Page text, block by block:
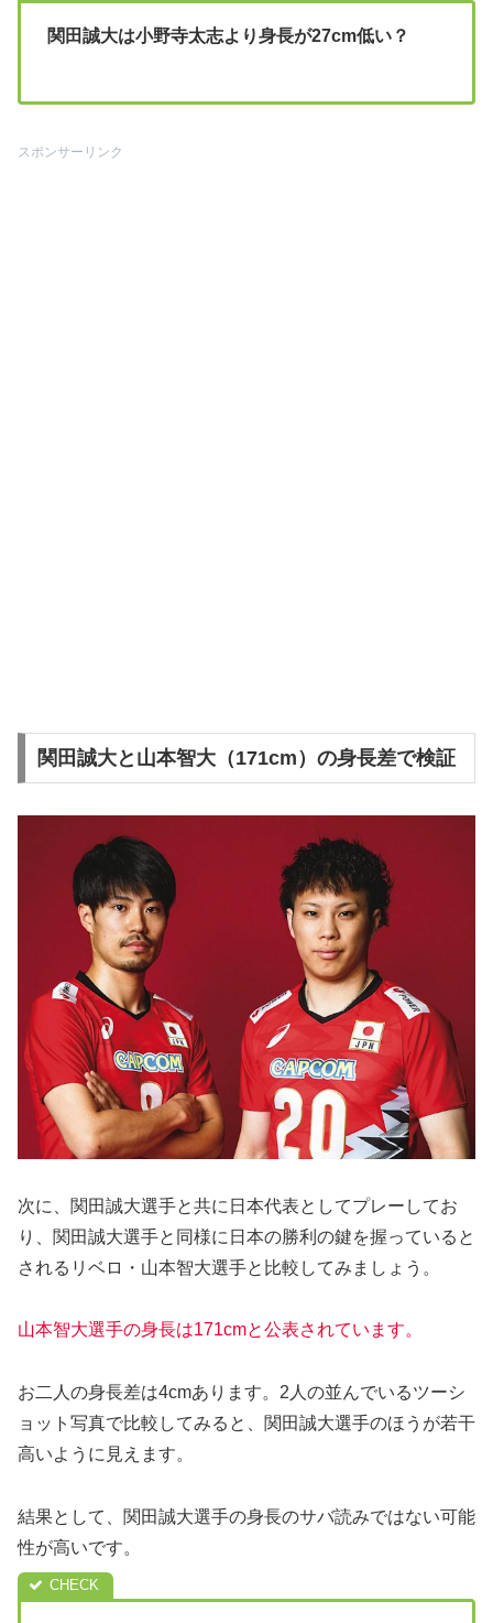
関田誠大は小野寺太志より身長が27cm低い？
スポンサーリンク
関田誠大と山本智大（171cm）の身長差で検証
次に、関田誠大選手と共に日本代表としてプレーしてお
り、関田誠大選手と同様に日本の勝利の鍵を握っていると
されるリベロ・山本智大選手と比較してみましょう。
山本智大選手の身長は171cmと公表されています。
お二人の身長差は4cmあります。2人の並んでいるツーシ
ョット写真で比較してみると、関田誠大選手のほうが若干
高いように見えます。
結果として、関田誠大選手の身長のサバ読みではない可能
性が高いです。